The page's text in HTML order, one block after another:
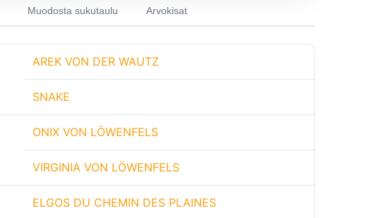
Muodosta sukutaulu Arvokisat
AREK VON DER WAUTZ
SNAKE
ONIX VON LÖWENFELS
VIRGINIA VON LÖWENFELS
ELGOS DU CHEMIN DES PLAINES